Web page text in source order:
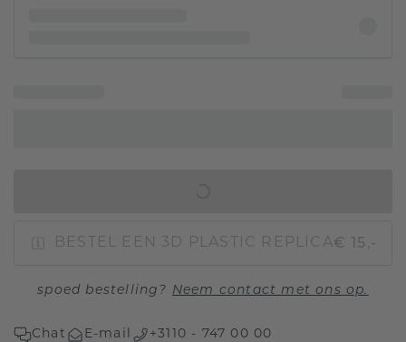
BESTEL EEN 3D PLASTIC REPLICA€ 15,-
spoed bestelling? Neem contact met ons op.
Chat E-mail +3110 - 747 00 00